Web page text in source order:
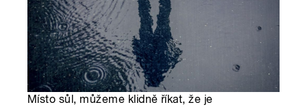
Místo sůl, můžeme klidně říkat, že je